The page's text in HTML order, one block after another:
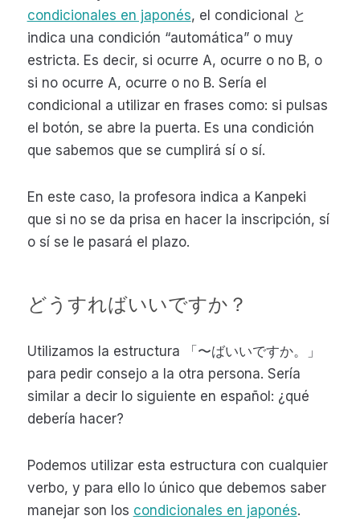
condicionales en japonés, el condicional と
indica una condición “automática” o muy
estricta. Es decir, si ocurre A, ocurre o no B, o
si no ocurre A, ocurre o no B. Sería el
condicional a utilizar en frases como: si pulsas
el botón, se abre la puerta. Es una condición
que sabemos que se cumplirá sí o sí.
En este caso, la profesora indica a Kanpeki
que si no se da prisa en hacer la inscripción, sí
o sí se le pasará el plazo.
どうすればいいですか？
Utilizamos la estructura 「〜ばいいですか。」
para pedir consejo a la otra persona. Sería
similar a decir lo siguiente en español: ¿qué
debería hacer?
Podemos utilizar esta estructura con cualquier
verbo, y para ello lo único que debemos saber
manejar son los condicionales en japonés.